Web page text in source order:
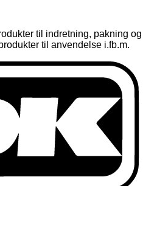
til indretning, pakning og
til anvendelse i.fb.m.